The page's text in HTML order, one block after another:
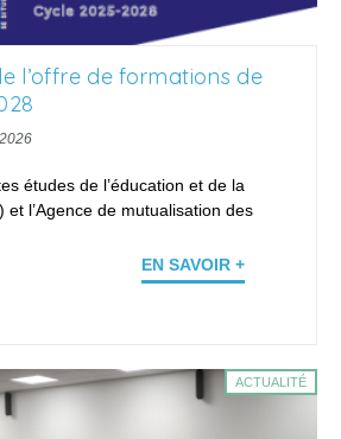
l’offre de formations de
études de l’éducation et de la
et l’Agence de mutualisation des
EN SAVOIR +
ACTUALITÉ